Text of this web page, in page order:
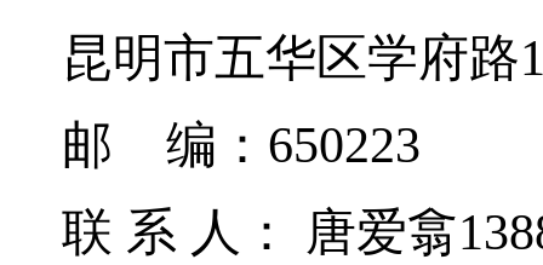
昆明市五华区学府路
邮
编： 650223
联 系 人： 唐爱翕